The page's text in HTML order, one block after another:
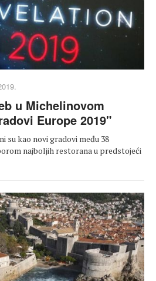
u Michelinovom
Europe 2019"
su kao novi gradovi među 38
najboljih restorana u predstojeći